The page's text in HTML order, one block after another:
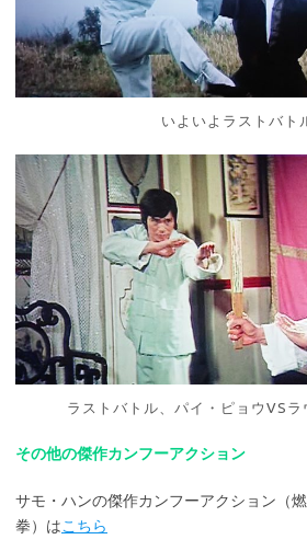
いよいよラストバト
ラストバトル、パイ・ピョウVSラ
その他の傑作カンフーアクション
サモ・ハンの傑作カンフーアクション（
拳）はこちら